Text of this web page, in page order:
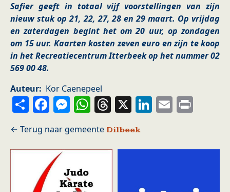
Safier geeft in totaal vijf voorstellingen van zijn
nieuw stuk op 21, 22, 27, 28 en 29 maart. Op vrijdag
en zaterdagen begint het om 20 uur, op zondagen
om 15 uur. Kaarten kosten zeven euro en zijn te koop
in het Recreatiecentrum Itterbeek op het nummer 02
569 00 48.
Auteur
Kor Caenepeel
ShareFacebook
Messenger
WhatsApp
Threads
X LinkedIn
Email
Dilbeek